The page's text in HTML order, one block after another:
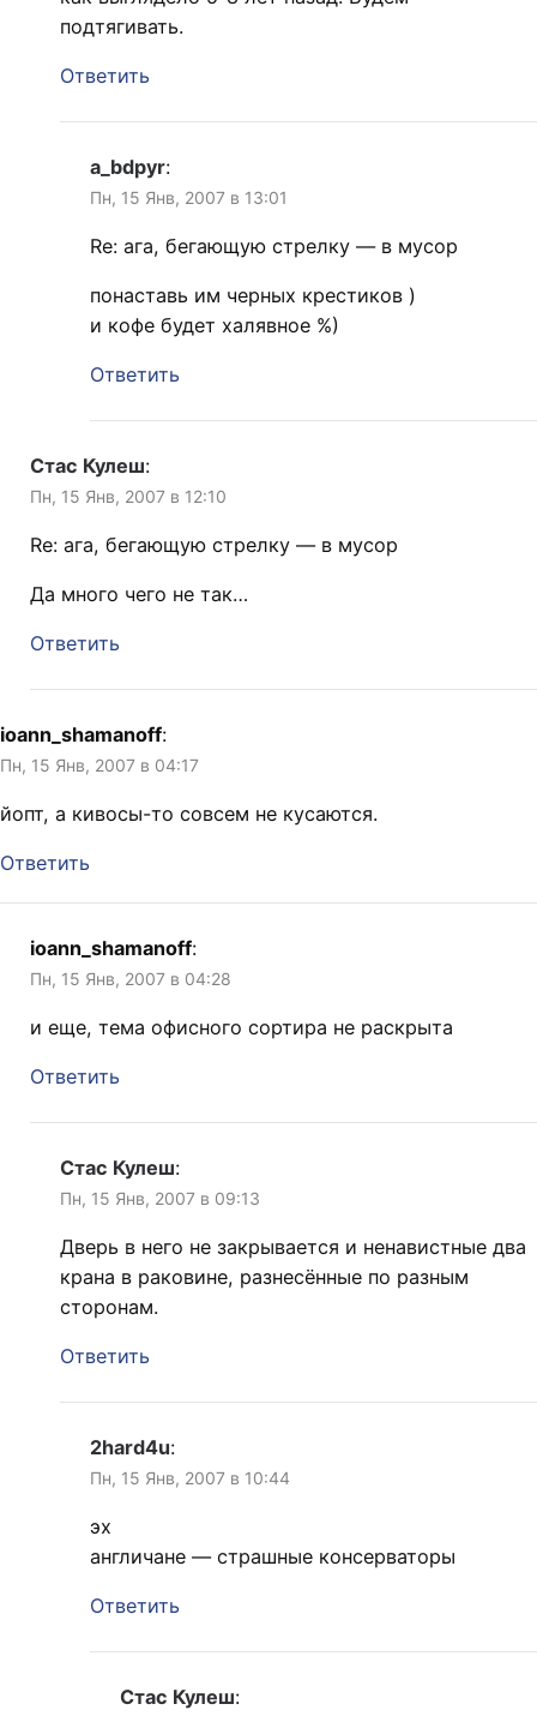
подтягивать.
Ответить
a_bdpyr:
Пн, 15 Янв, 2007 в 13:01
Re: ага, бегающую стрелку — в мусор
понаставь им черных крестиков )
и кофе будет халявное %)
Ответить
Стас Кулеш:
Пн, 15 Янв, 2007 в 12:10
Re: ага, бегающую стрелку — в мусор
Да много чего не так…
Ответить
ioann_shamanoff:
Пн, 15 Янв, 2007 в 04:17
йопт, а кивосы-то совсем не кусаются.
Ответить
ioann_shamanoff:
Пн, 15 Янв, 2007 в 04:28
и еще, тема офисного сортира не раскрыта
Ответить
Стас Кулеш:
Пн, 15 Янв, 2007 в 09:13
Дверь в него не закрывается и ненавистные два
крана в раковине, разнесённые по разным
сторонам.
Ответить
2hard4u:
Пн, 15 Янв, 2007 в 10:44
эх
англичане — страшные консерваторы
Ответить
Стас Кулеш: